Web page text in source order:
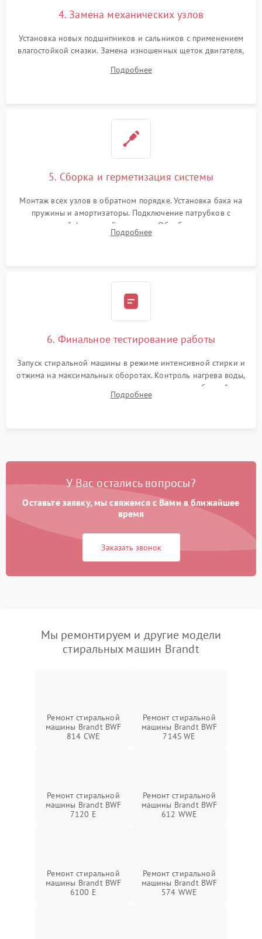
4. Замена механических узлов
Установка новых подшипников и сальников с применением
влагостойкой смазки. Замена изношенных щеток двигателя,
или поврежденной резиновой манжеты.
Подробнее
5. Сборка и герметизация системы
Монтаж всех узлов в обратном порядке. Установка бака на
пружины и амортизаторы. Подключение патрубков с
надежной фиксацией хомутами. Обработка стыков
герметиком для предотвращения возможных протечек воды.
Подробнее
6. Финальное тестирование работы
Запуск стиральной машины в режиме интенсивной стирки и
отжима на максимальных оборотах. Контроль нагрева воды,
корректности слива, отсутствия излишних вибраций,
посторонних стуков и протечек под корпусом.
Подробнее
У Вас остались вопросы?
Оставьте заявку, мы свяжемся с Вами в ближайшее
время
Заказать звонок
Мы ремонтируем и другие модели
стиральных машин Brandt
Ремонт стиральной
машины Brandt BWF
814 CWE
Ремонт стиральной
машины Brandt BWF
714S WE
Ремонт стиральной
машины Brandt BWF
7120 E
Ремонт стиральной
машины Brandt BWF
612 WWE
Ремонт стиральной
машины Brandt BWF
6100 E
Ремонт стиральной
машины Brandt BWF
574 WWE